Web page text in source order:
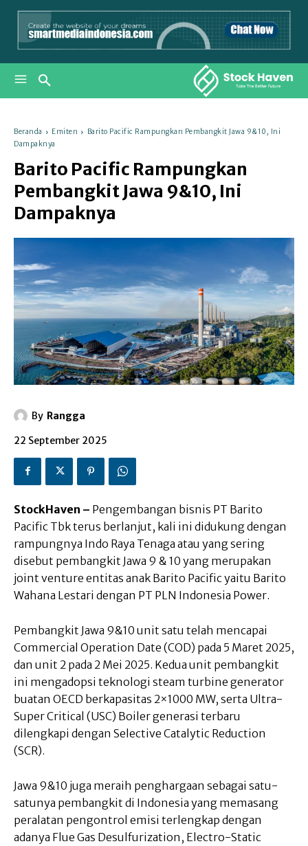
Beranda Emiten
Barito Pacific Rampungkan Pembangkit Jawa 9&10, Ini
Dampaknya
Barito Pacific Rampungkan
Pembangkit Jawa 9&10, Ini
Dampaknya
By Rangga
22 September 2025
StockHaven – Pengembangan bisnis PT Barito
Pacific Tbk terus berlanjut, kali ini didukung dengan
rampungnya Indo Raya Tenaga atau yang sering
disebut pembangkit Jawa 9 & 10 yang merupakan
joint venture entitas anak Barito Pacific yaitu Barito
Wahana Lestari dengan PT PLN Indonesia Power.
Pembangkit Jawa 9&10 unit satu telah mencapai
Commercial Operation Date (COD) pada 5 Maret 2025,
dan unit 2 pada 2 Mei 2025. Kedua unit pembangkit
ini mengadopsi teknologi steam turbine generator
buatan OECD berkapasitas 2×1000 MW, serta Ultra-
Super Critical (USC) Boiler generasi terbaru
dilengkapi dengan Selective Catalytic Reduction
(SCR).
Jawa 9&10 juga meraih penghargaan sebagai satu-
satunya pembangkit di Indonesia yang memasang
peralatan pengontrol emisi terlengkap dengan
adanya Flue Gas Desulfurization, Electro-Static